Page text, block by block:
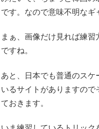
です。なので意味不明なギ
まぁ、画像だけ見れば練
ですね。
あと、日本でも普通のスケ
いるサイトがありますので
ておきます。